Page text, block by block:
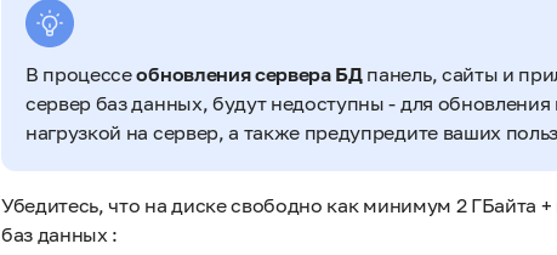
В процессеобновления сервера БДпанель, сайты и
сервер баз данных, будут недоступны - для
нагрузкой на сервер, а также предупредите ваших
Убедитесь, что на диске свободно как минимум 2 ГБайта
баз данных :